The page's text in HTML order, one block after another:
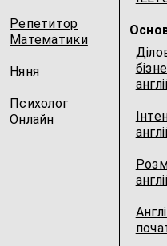
Репетитор
Математики
Няня
Психолог
Онлайн